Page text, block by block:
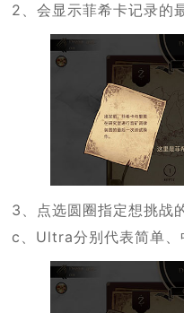
2、会显示菲希卡记录的
3、点选圆圈指定想挑
c、Ultra分别代表简单、